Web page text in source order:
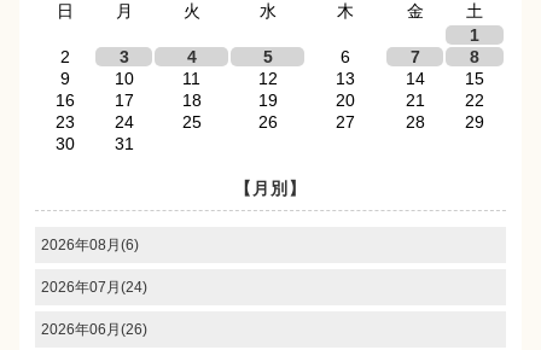
日
月 火 水 木 金
土
1
2
3 4 5 6 7
8
9
10 11 12 13 14
15
16
17 18 19 20 21
22
23
24 25 26 27 28
29
30
31
【月別】
2026年08月(6)
2026年07月(24)
2026年06月(26)